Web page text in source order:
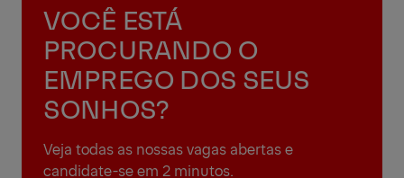
VOCÊ ESTÁ
PROCURANDO O
EMPREGO DOS SEUS
SONHOS?
Veja todas as nossas vagas abertas e
candidate-se em 2 minutos.